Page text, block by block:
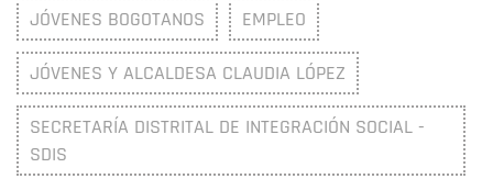
JÓVENES BOGOTANOS EMPLEO
JÓVENES Y ALCALDESA CLAUDIA LÓPEZ
SECRETARÍA DISTRITAL DE INTEGRACIÓN SOCIAL -
SDIS